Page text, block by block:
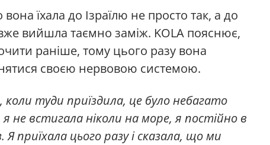
їхала до Ізраїлю не просто так, а до
вийшла таємно заміж. KOLA пояснює,
раніше, тому цього разу вона
своєю нервовою системою.
коли туди приїздила, це було небагато
не встигала ніколи на море, я постійно в
приїхала цього разу і сказала, що ми